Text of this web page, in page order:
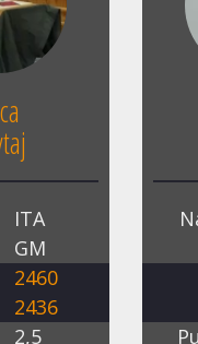
ITA
GM
2460
2436
2,5